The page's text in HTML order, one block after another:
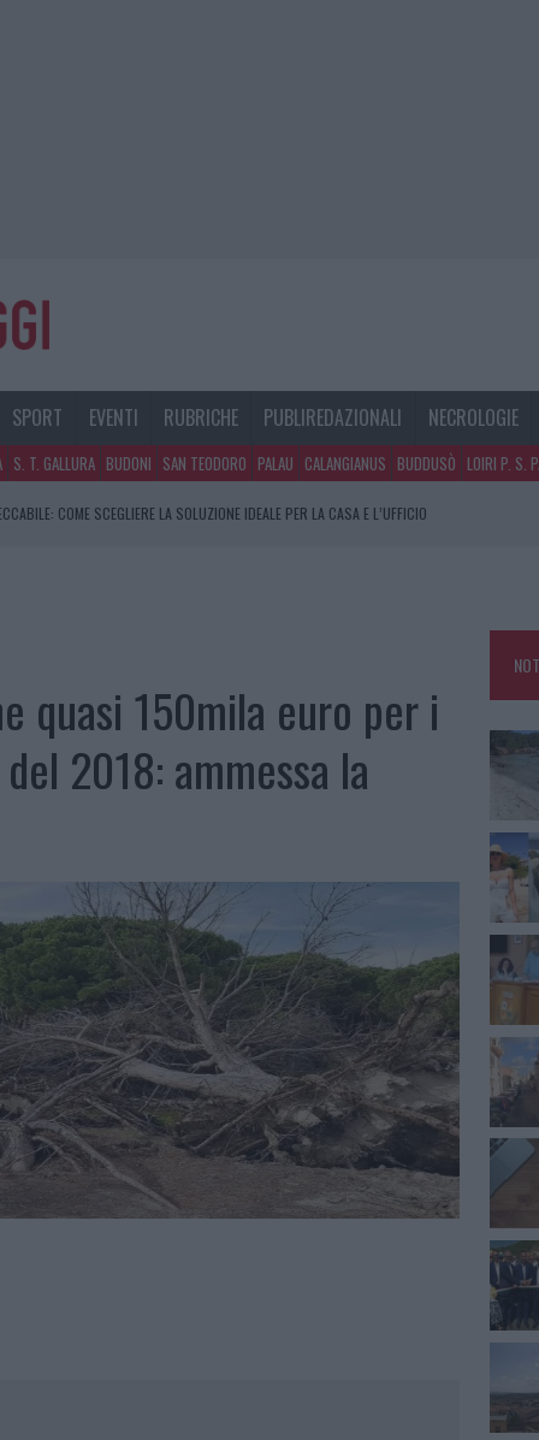
SPORT EVENTI RUBRICHE PUBLIREDAZIONALI NECROLOGIE
S. T. GALLURA BUDONI SAN TEODORO PALAU CALANGIANUS BUDDUSÒ LOIRI P. S.
COME SCEGLIERE LA SOLUZIONE IDEALE PER LA CASA E L’UFFICIO
PER IL WEEKEND A OLBIA E IN GALLURA
quasi 150mila euro per i
2018: ammessa la